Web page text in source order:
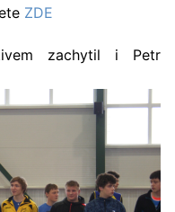
ZDE
zachytil i Petr